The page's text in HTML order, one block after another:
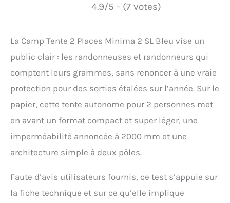
4.9/5 - (7 votes)
La Camp Tente 2 Places Minima 2 SL Bleu vise un
public clair : les randonneuses et randonneurs qui
comptent leurs grammes, sans renoncer à une vraie
protection pour des sorties étalées sur l’année. Sur le
papier, cette tente autonome pour 2 personnes met
en avant un format compact et super léger, une
imperméabilité annoncée à 2000 mm et une
architecture simple à deux pôles.
Faute d’avis utilisateurs fournis, ce test s’appuie sur
la fiche technique et sur ce qu’elle implique